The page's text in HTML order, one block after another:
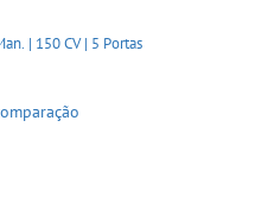
| 150 CV | 5 Portas